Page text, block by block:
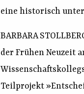
eine historisch
BARBARA
der Frühen Neuzeit
Teilprojekt